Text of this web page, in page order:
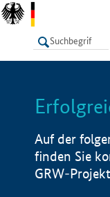
LISTE
Auf der
finden Sie
GRW-